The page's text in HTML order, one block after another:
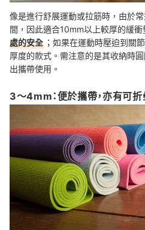
像是進行舒展運動或拉筋時，由於
間，因此適合10mm以上較厚的緩衝
處的安全 ；如果在運動時壓迫到關
厚度的款式。需注意的是其收納時
出攜帶使用。
3〜4mm：便於攜帶，亦有可折